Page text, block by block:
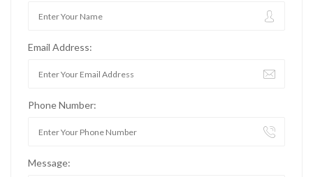
Email Address:
Phone Number:
Message: